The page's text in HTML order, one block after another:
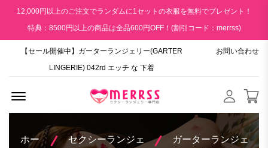
12,000円以上のご注文でランダムに1セットの衣服を無料でプレゼント！
特典：8500円以上の商品は全品600円OFF！(割引コード：merrss)
【セール開催中】ガーターランジェリー(GARTER
LINGERIE) 042rd エッチ な 下着
お問い合わせ
ホー
セクシーランジェ
ガーターランジェ